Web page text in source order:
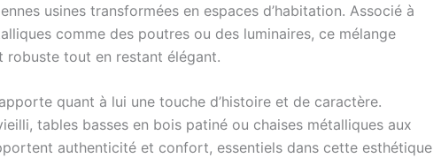
usines transformées en espaces d’habitation. Associé à
comme des poutres ou des luminaires, ce mélange
robuste tout en restant élégant.
quant à lui une touche d’histoire et de caractère.
tables basses en bois patiné ou chaises métalliques aux
authenticité et confort, essentiels dans cette esthétique